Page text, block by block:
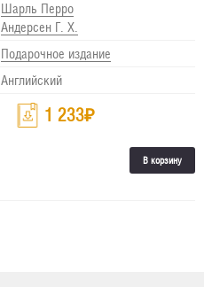
Шарль Перро
Андерсен Г. Х.
Подарочное издание
Английский
1 233₽
В корзину